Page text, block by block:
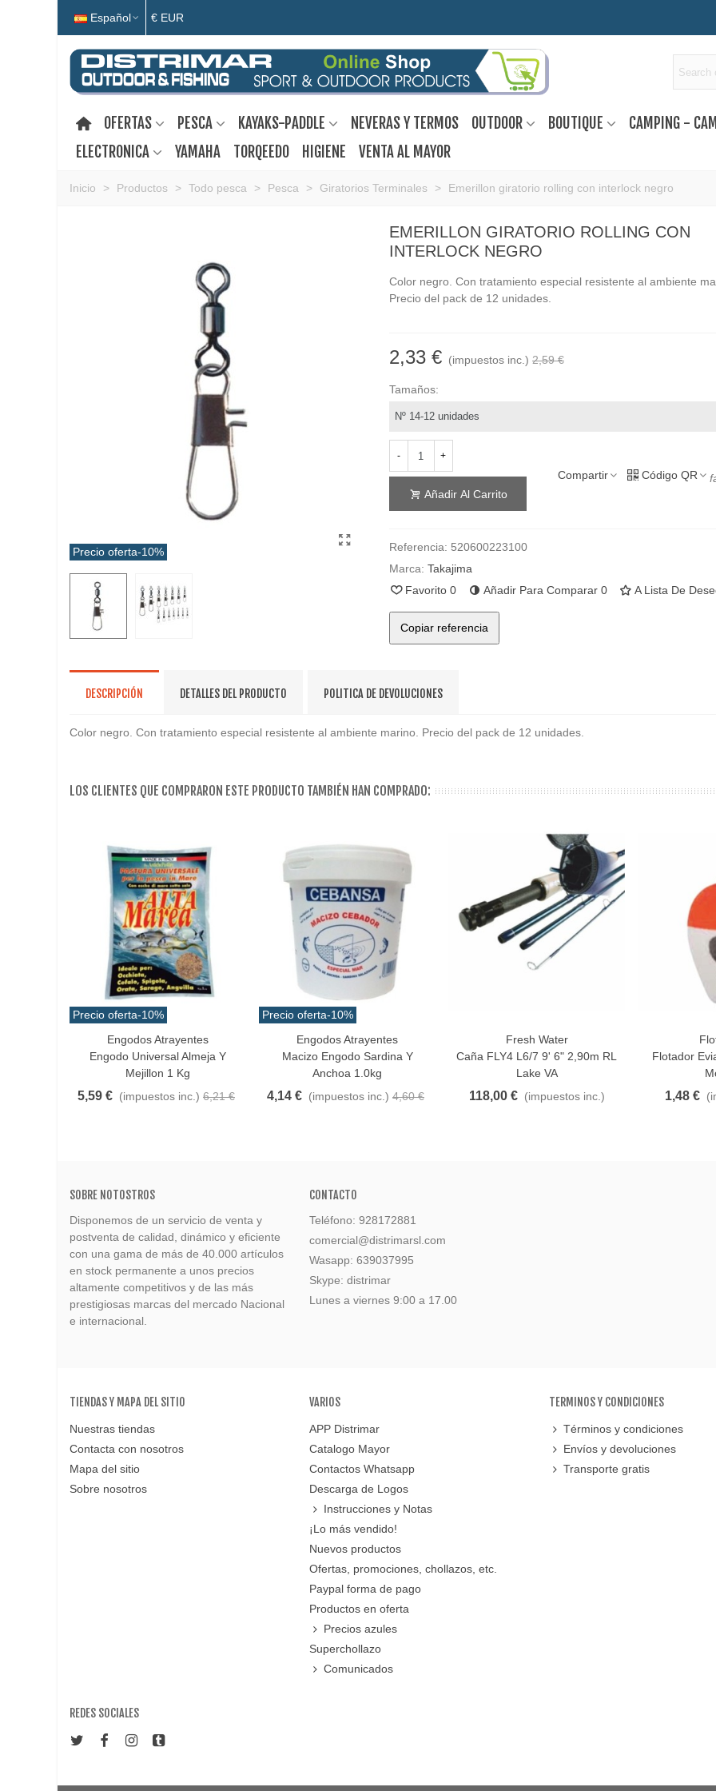
Español € EUR
OFERTAS PESCA KAYAKS-PADDLE NEVERAS Y TERMOS OUTDOOR BOUTIQUE CAMPING -
ELECTRONICA
YAMAHA TORQEEDO HIGIENE VENTA AL MAYOR
Inicio > Productos > Todo pesca > Pesca > Giratorios Terminales > Emerillon giratorio rolling con interlock negro
Precio oferta-10%
EMERILLON GIRATORIO ROLLING CON
INTERLOCK NEGRO
Color negro. Con tratamiento especial resistente al ambiente
Precio del pack de 12 unidades.
2,33 € (impuestos inc.) 2,59 €
Tamaños:
- +
Añadir Al Carrito
Compartir Código QR
Referencia: 520600223100
Marca: Takajima
Favorito 0 Añadir Para Comparar 0 A Lista De
Copiar referencia
DESCRIPCIÓN DETALLES DEL PRODUCTO POLITICA DE DEVOLUCIONES
Color negro. Con tratamiento especial resistente al ambiente marino. Precio del pack de 12 unidades.
LOS CLIENTES QUE COMPRARON ESTE PRODUCTO TAMBIÉN HAN COMPRADO:
Precio oferta-10%
Añadir Al Carrito
Engodos Atrayentes
Engodo Universal Almeja Y
Mejillon 1 Kg
5,59 € (impuestos inc.) 6,21 €
Precio oferta-10%
Añadir Al Carrito
Engodos Atrayentes
Macizo Engodo Sardina Y
Anchoa 1.0kg
4,14 € (impuestos inc.) 4,60 €
Añadir Al CarritoFresh Water
Caña FLY4 L6/7 9' 6" 2,90m RL
Lake VA
118,00 € (impuestos inc.)
Favorito
Flotador
1,48 €
SOBRE NOTOSTROS
Disponemos de un servicio de venta y
postventa de calidad, dinámico y eficiente
con una gama de más de 40.000 artículos
en stock permanente a unos precios
altamente competitivos y de las más
prestigiosas marcas del mercado Nacional
e internacional.
CONTACTO
Teléfono: 928172881
comercial@distrimarsl.com
Wasapp: 639037995
Skype: distrimar
Lunes a viernes 9:00 a 17.00
TIENDAS Y MAPA DEL SITIO
Nuestras tiendas
Contacta con nosotros
Mapa del sitio
Sobre nosotros
VARIOS
APP Distrimar
Catalogo Mayor
Contactos Whatsapp
Descarga de Logos
Instrucciones y Notas
¡Lo más vendido!
Nuevos productos
Ofertas, promociones, chollazos, etc.
Paypal forma de pago
Productos en oferta
Precios azules
Superchollazo
Comunicados
TERMINOS Y CONDICIONES
Términos y condiciones
Envíos y devoluciones
Transporte gratis
REDES SOCIALES